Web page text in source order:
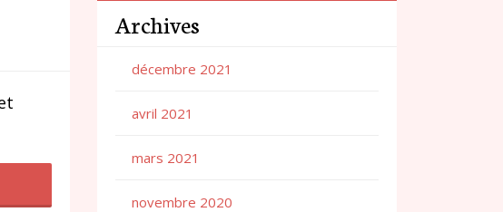
Archives
décembre 2021
avril 2021
mars 2021
novembre 2020